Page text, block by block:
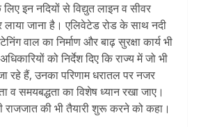
लिए इन नदियों से विद्युत लाइन व सीवर
लाया जाना है। एलिवेटेड रोड के साथ नदी
वाल का निर्माण और बाढ़ सुरक्षा कार्य भी
को निर्देश दिए कि राज्य में जो भी
रहे हैं, उनका परिणाम धरातल पर नजर
व समयबद्धता का विशेष ध्यान रखा जाए।
राजजात की भी तैयारी शुरू करने को कहा।